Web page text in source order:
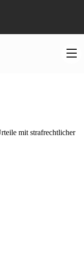
mit strafrechtlicher